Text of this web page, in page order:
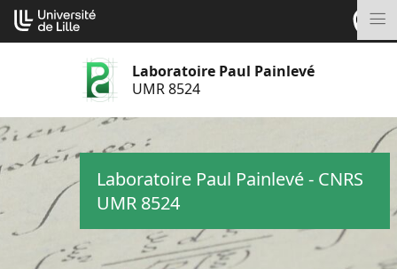
Aller
au
contenu
Laboratoire Paul Painlevé
UMR 8524
Laboratoire Paul Painlevé - CNRS
UMR 8524
Cookies management panel